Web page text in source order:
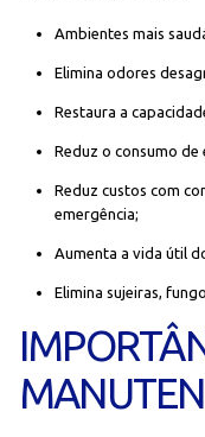
Ambientes mais
Elimina odores
Restaura a
Reduz o consumo de
Reduz custos com
emergência;
Aumenta a vida útil
Elimina sujeiras,